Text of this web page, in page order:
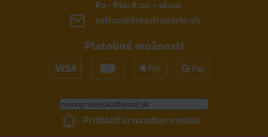
Po - Pia: 8:00 - 16:00
eshop@tetadrogerie.sk
Platobné možnosti
Prihlásiť sa na odber emailu